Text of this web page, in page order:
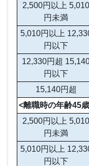
2,500円以上 5,010
円未満
5,010円以上
円以下
12,330円超
円以下
15,140円超
<離職時の年齢45
2,500円以上 5,010
円未満
5,010円以上
円以下